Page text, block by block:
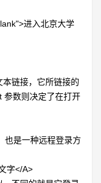
进入北京大学
链接，它所链接的
参数则决定了在打开
是一种远程登录方
字</A>